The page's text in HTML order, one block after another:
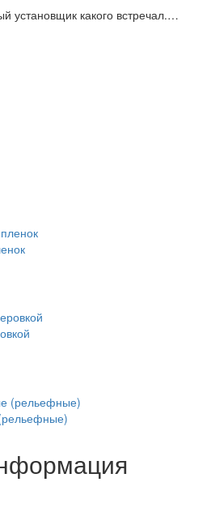
установщик какого встречал.…